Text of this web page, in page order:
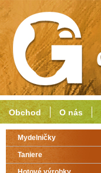
Mydelničky
Taniere
Obchod O nás